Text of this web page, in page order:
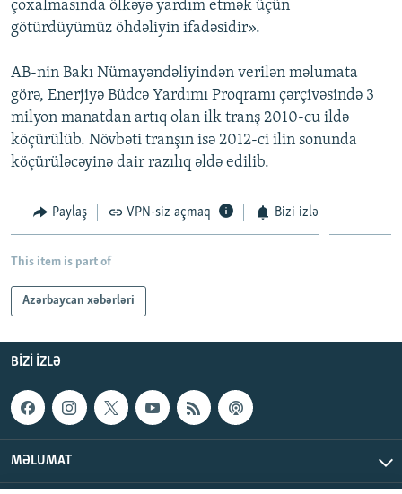
çoxalmasında ölkəyə yardım etmək üçün
götürdüyümüz öhdəliyin ifadəsidir».
AB-nin Bakı Nümayəndəliyindən verilən məlumata
görə, Enerjiyə Büdcə Yardımı Proqramı çərçivəsində 3
milyon manatdan artıq olan ilk tranş 2010-cu ildə
köçürülüb. Növbəti tranşın isə 2012-ci ilin sonunda
köçürüləcəyinə dair razılıq əldə edilib.
Paylaş VPN-siz açmaq Bizi izlə
This item is part of
Azərbaycan xəbərləri
BIZI IZLƏ
MƏLUMAT